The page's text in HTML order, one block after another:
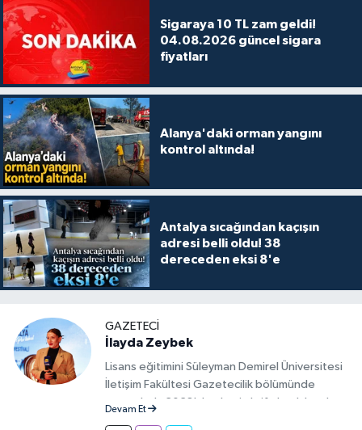
Sigaraya 10 TL zam geldi!
04.08.2026 güncel sigara
fiyatları
Alanya'daki orman yangını
kontrol altında!
Antalya sıcağından kaçışın
adresi belli oldu! 38
dereceden eksi 8'e
GAZETECI
İlayda Zeybek
Lisans eğitimini Süleyman Demirel Üniversitesi
İletişim Fakültesi Gazetecilik bölümünde
tamamladı. 2023'den beri aktif olarak basılı,
Devam Et